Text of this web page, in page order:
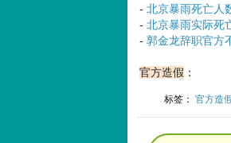
- 北京暴雨死亡人
- 北京暴雨实际死
- 郭金龙辞职官方
官方造假 ：
标签：官方造